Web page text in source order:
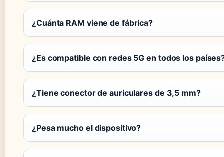
¿Cuánta RAM viene de fábrica?
¿Es compatible con redes 5G en todos los
¿Tiene conector de auriculares de 3,5 mm?
¿Pesa mucho el dispositivo?